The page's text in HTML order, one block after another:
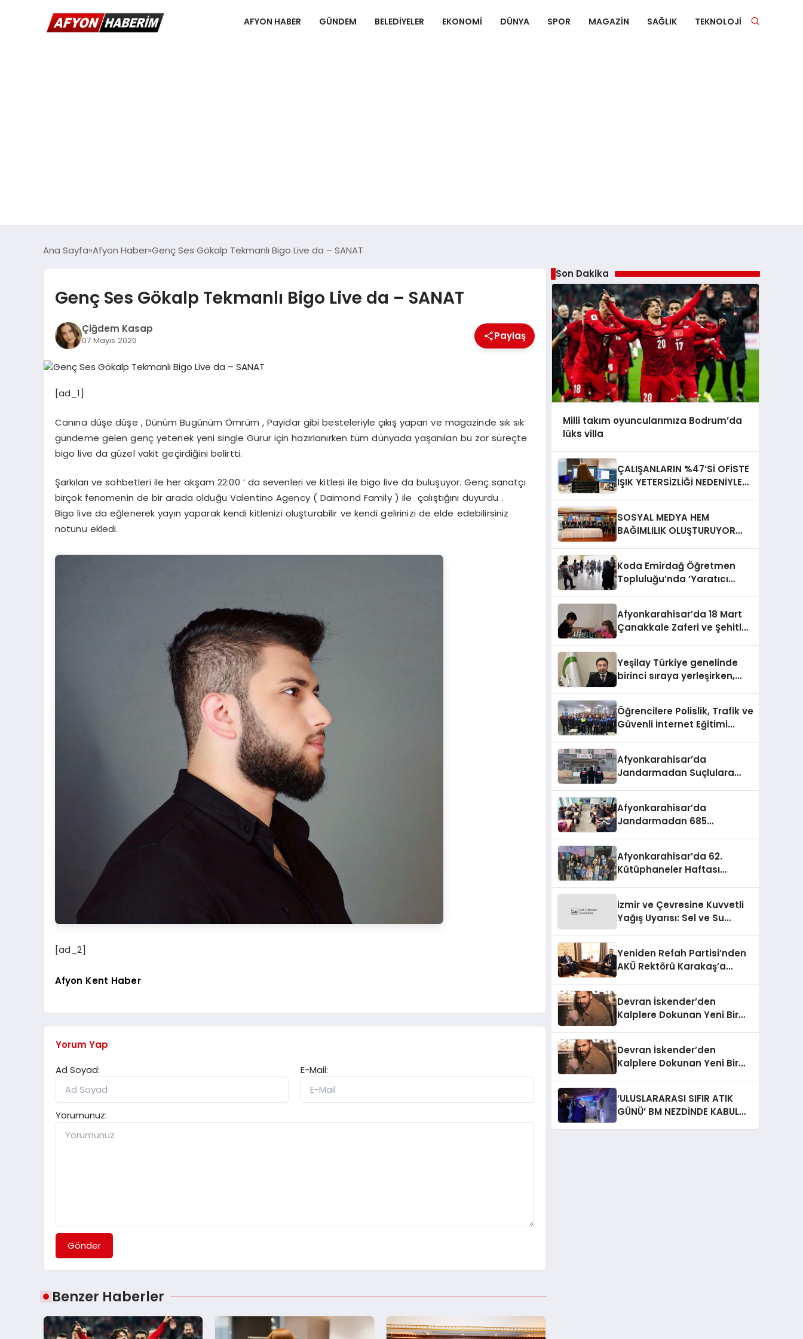
AFYON HABER GÜNDEM BELEDIYELER EKONOMI DÜNYA SPOR MAGAZIN SAĞLIK TEKNOLOJI
Ana Sayfa Afyon Haber Genç Ses Gökalp Tekmanlı Bigo Live da – SANAT
Genç Ses Gökalp Tekmanlı Bigo Live da – SANAT
Çiğdem Kasap
07 Mayıs 2020 Paylaş
[ad_1]
Canına düşe düşe , Dünüm Bugünüm Ömrüm , Payidar gibi besteleriyle çıkış yapan ve magazinde sık sık
gündeme gelen genç yetenek yeni single Gurur için hazırlanırken tüm dünyada yaşanılan bu zor süreçte
bigo live da güzel vakit geçirdiğini belirtti.
Şarkıları ve sohbetleri ile her akşam 22:00 ‘ da sevenleri ve kitlesi ile bigo live da buluşuyor. Genç sanatçı
birçok fenomenin de bir arada olduğu Valentino Agency ( Daimond Family ) ile çalıştığını duyurdu .
Bigo live da eğlenerek yayın yaparak kendi kitlenizi oluşturabilir ve kendi gelirinizi de elde edebilirsiniz
notunu ekledi.
[ad_2]
Afyon Kent Haber
Yorum Yap
Ad Soyad:
E-Mail:
Yorumunuz:
Gönder
Benzer Haberler
Son Dakika
Milli takım oyuncularımıza Bodrum’da
lüks villa
ÇALIŞANLARIN %47’Sİ OFİSTE
IŞIK YETERSİZLİĞİ NEDENİYLE
SOSYAL MEDYA HEM
BAĞIMLILIK OLUŞTURUYOR
Koda Emirdağ Öğretmen
Topluluğu’nda ‘Yaratıcı
Afyonkarahisar’da 18 Mart
Çanakkale Zaferi ve Şehitleri
Yeşilay Türkiye genelinde
birinci sıraya yerleşirken,
Öğrencilere Polislik, Trafik ve
Güvenli İnternet Eğitimi
Afyonkarahisar’da
Jandarmadan Suçlulara
Afyonkarahisar’da
Jandarmadan 685
Afyonkarahisar’da 62.
Kütüphaneler Haftası
izmir ve Çevresine Kuvvetli
Yağış Uyarısı: Sel ve Su
Yeniden Refah Partisi’nden
AKÜ Rektörü Karakaş’a
Devran İskender’den
Kalplere Dokunan Yeni Bir
Devran İskender’den
Kalplere Dokunan Yeni Bir
‘ULUSLARARASI SIFIR ATIK
GÜNÜ’ BM NEZDİNDE KABUL